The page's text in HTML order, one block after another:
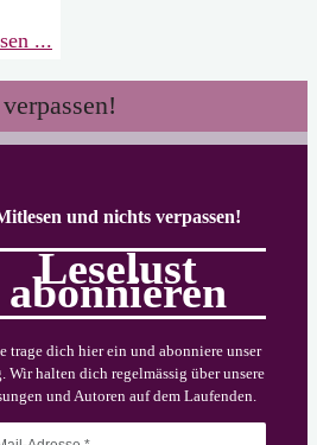
...
Nachlese:
Silke
von
und nichts verpassen!
Leselust
abonnieren
trage dich hier ein und abonniere unser
Wir halten dich regelmässig über unsere
und Autoren auf dem Laufenden.